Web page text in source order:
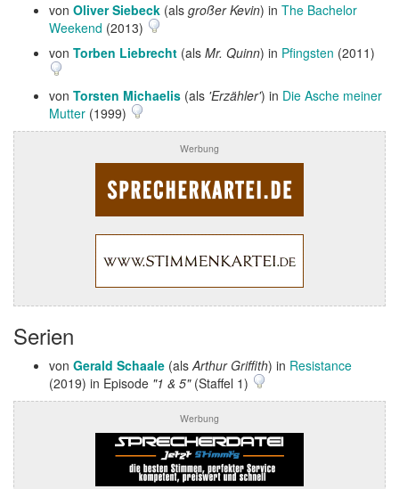
von Oliver Siebeck (als großer Kevin) in The Bachelor
Weekend (2013)
von Torben Liebrecht (als Mr. Quinn) in Pfingsten (2011)
von Torsten Michaelis (als 'Erzähler') in Die Asche meiner
Mutter (1999)
Werbung
Serien
von Gerald Schaale (alsArthur Griffith) in Resistance
(2019) in Episode "1 & 5"(Staffel 1)
Werbung